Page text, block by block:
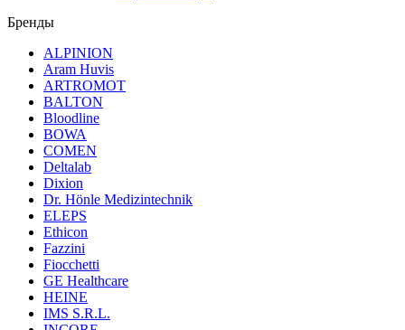
Бренды
ALPINION
Aram Huvis
ARTROMOT
BALTON
Bloodline
BOWA
COMEN
Deltalab
Dixion
Dr. Hönle Medizintechnik
ELEPS
Ethicon
Fazzini
Fiocchetti
GE Healthcare
HEINE
IMS S.R.L.